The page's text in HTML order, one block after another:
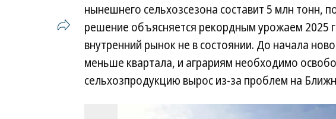
нынешнего сельхозсезона составит 5 млн тонн,
решение объясняется рекордным урожаем 2025
внутренний рынок не в состоянии. До начала
меньше квартала, и аграриям необходимо
сельхозпродукцию вырос из-за проблем на